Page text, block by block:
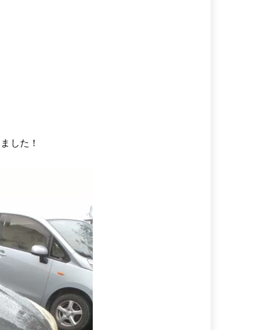
した！